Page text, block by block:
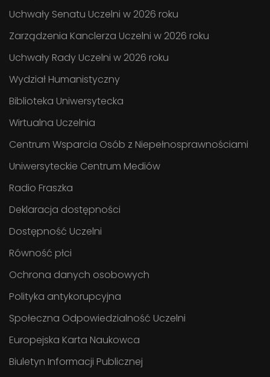
Uchwały Senatu Uczelni w 2026 roku
Zarządzenia Kanclerza Uczelni w 2026 roku
Uchwały Rady Uczelni w 2026 roku
Wydział Humanistyczny
Biblioteka Uniwersytecka
Wirtualna Uczelnia
Centrum Wsparcia Osób z Niepełnosprawnościami
Uniwersyteckie Centrum Mediów
Radio Fraszka
Deklaracja dostępności
Dostępność Uczelni
Równość płci
Ochrona danych osobowych
Polityka antykorupcyjna
Społeczna Odpowiedzialność Uczelni
Europejska Karta Naukowca
Biuletyn Informacji Publicznej